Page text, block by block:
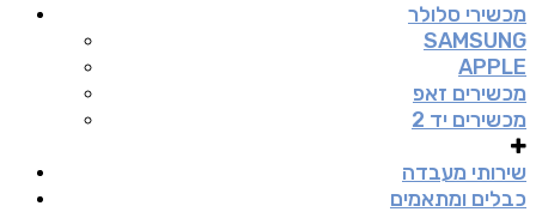
מכשירי סלולר
SAMSUNG
APPLE
מכשירים זאפ
מכשירים יד 2
שירותי מעבדה
כבלים ומתאמים